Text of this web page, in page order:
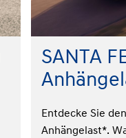
SANTA
Entdecke Sie
Anhängelast*.